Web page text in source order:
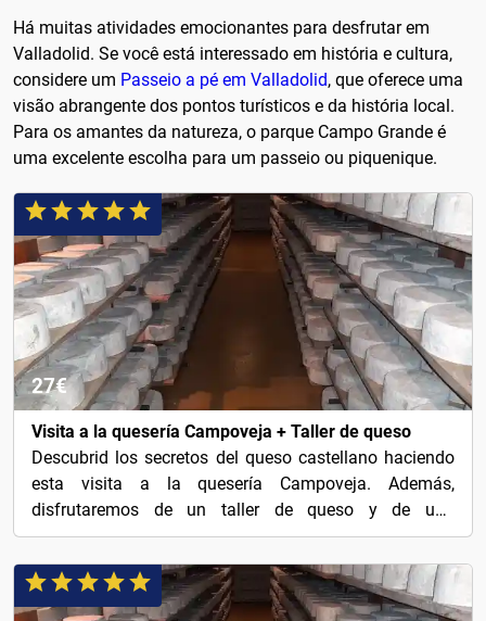
Há muitas atividades emocionantes para desfrutar em
Valladolid. Se você está interessado em história e cultura,
considere um Passeio a pé em Valladolid, que oferece uma
visão abrangente dos pontos turísticos e da história local.
Para os amantes da natureza, o parque Campo Grande é
uma excelente escolha para um passeio ou piquenique.
27€
Visita a la quesería Campoveja + Taller de queso
Descubrid los secretos del queso castellano haciendo
esta visita a la quesería Campoveja. Además,
disfrutaremos de un taller de queso y de una
degustación.